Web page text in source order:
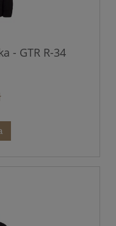
- GTR R-34